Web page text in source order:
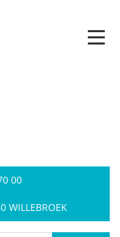
00
WILLEBROEK